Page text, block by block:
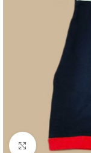
Click to enlarge